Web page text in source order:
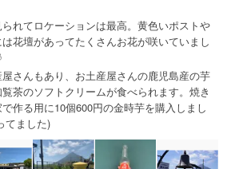
れてロケーションは最高。黄色いポストや
花壇があってたくさんお花が咲いていまし
さんもあり、お土産屋さんの鹿児島産の芋
茶のソフトクリームが食べられます。焼き
作る用に10個600円の金時芋を購入しまし
てました)